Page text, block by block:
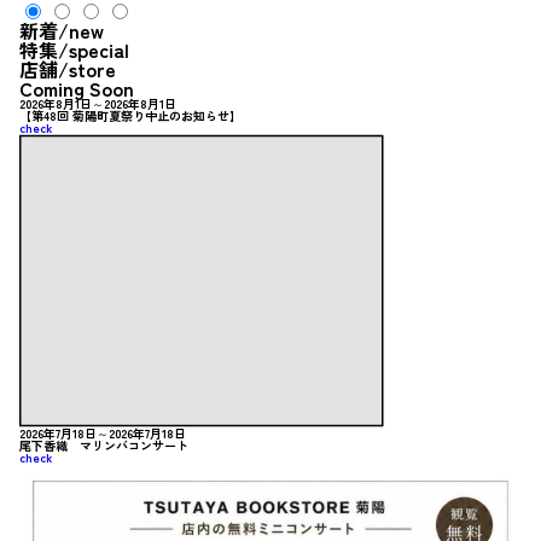
新着/new
特集/special
店舗/store
Coming Soon
2026年8月1日～2026年8月1日
【第48回 菊陽町夏祭り中止のお知らせ】
check
2026年7月18日～2026年7月18日
尾下香織 マリンバコンサート
check